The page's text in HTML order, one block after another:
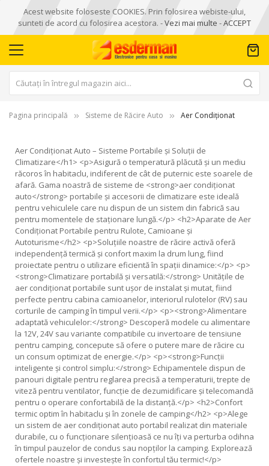
Acest website foloseste COOKIES. Prin folosirea webiste-ului,
sunteti de acord cu folosirea acestora. -Vezi mai multe -ACCEPT
Pagina principală Sisteme de Răcire Auto Aer Condiționat
Aer Condiționat Auto – Sisteme Portabile și Soluții de
Climatizare</h1> <p>Asigură o temperatură plăcută și un mediu
răcoros în habitaclu, indiferent de cât de puternic este soarele de
afară. Gama noastră de sisteme de <strong>aer condiționat
auto</strong> portabile și accesorii de climatizare este ideală
pentru vehiculele care nu dispun de un sistem din fabrică sau
pentru momentele de staționare lungă.</p> <h2>Aparate de Aer
Condiționat Portabile pentru Rulote, Camioane și
Autoturisme</h2> <p>Soluțiile noastre de răcire activă oferă
independență termică și confort maxim la drum lung, fiind
proiectate pentru o utilizare eficientă în spații dinamice:</p> <p>
<strong>Climatizare portabilă și versatilă:</strong> Unitățile de
aer condiționat portabile sunt ușor de instalat și mutat, fiind
perfecte pentru cabina camioanelor, interiorul rulotelor (RV) sau
corturile de camping în timpul verii.</p> <p><strong>Alimentare
adaptată vehiculelor:</strong> Descoperă modele cu alimentare
la 12V,24V sau variante compatibile cu invertoare de tensiune
pentru camping, concepute să ofere o putere mare de răcire cu
un consum optimizat de energie.</p> <p><strong>Funcții
inteligente și control simplu:</strong> Echipamentele dispun de
panouri digitale pentru reglarea precisă a temperaturii, trepte de
viteză pentru ventilator, funcție de dezumidificare și telecomandă
pentru o operare confortabilă de la distanță.</p> <h2>Confort
termic optim în habitaclu și în zonele de camping</h2> <p>Alege
un sistem de aer condiționat auto portabil realizat din materiale
durabile, cu o funcționare silențioasă ce nu îți va perturba odihna
în timpul pauzelor de condus sau nopților la camping. Explorează
ofertele noastre și investește în confortul tău termic!</p>